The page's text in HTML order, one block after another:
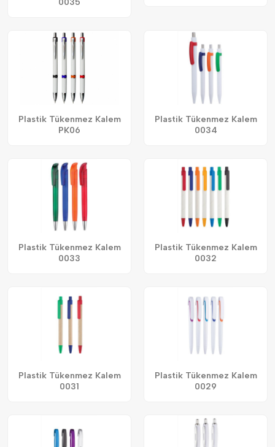
0035
Plastik Tükenmez Kalem
PK06
Plastik Tükenmez Kalem
0034
Plastik Tükenmez Kalem
0033
Plastik Tükenmez Kalem
0032
Plastik Tükenmez Kalem
0031
Plastik Tükenmez Kalem
0029